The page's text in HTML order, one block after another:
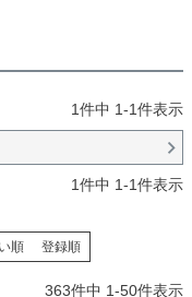
1件中 1-1件表示
1件中 1-1件表示
順 登録順
363件中 1-50件表示